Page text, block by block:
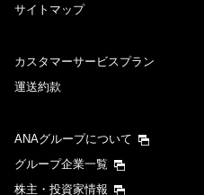
復路出発日および時間帯
時間帯指定なし
サイトマップ
カスタマーサービスプラン
運送約款
ANAグループについて
グループ企業一覧
株主・投資家情報